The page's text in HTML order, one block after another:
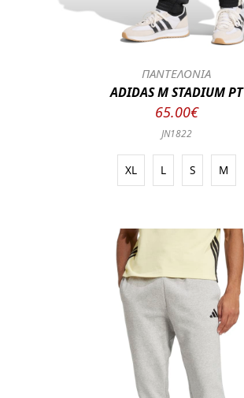
ΠΑΝΤΕΛΟΝΙΑ
ADIDAS M STADIUM PT
65.00€
JN1822
XL L S M